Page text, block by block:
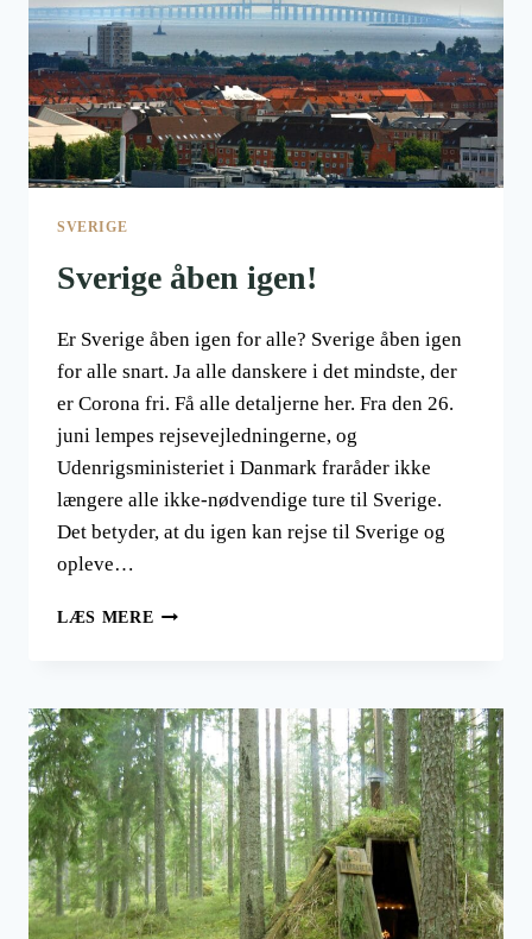
SVERIGE
Sverige åben igen!
Er Sverige åben igen for alle? Sverige åben igen
for alle snart. Ja alle danskere i det mindste, der
er Corona fri. Få alle detaljerne her. Fra den 26.
juni lempes rejsevejledningerne, og
Udenrigsministeriet i Danmark fraråder ikke
længere alle ikke-nødvendige ture til Sverige.
Det betyder, at du igen kan rejse til Sverige og
opleve…
LÆS MERE SVERIGE